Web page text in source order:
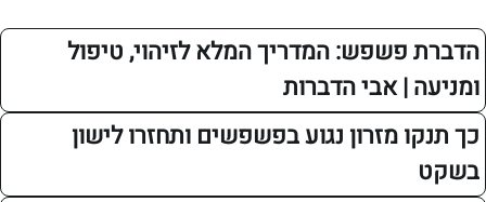
המדריך המלא לזיהוי, טיפול
| אבי הדברות
מזרון נגוע בפשפשים ותחזרו לישון